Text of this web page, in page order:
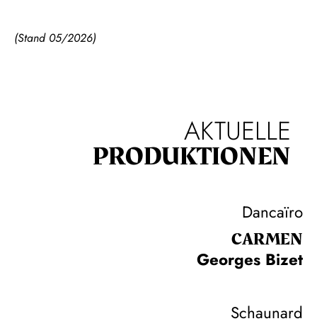
(Stand 05/2026)
AKTUELLE
PRODUKTIONEN
Dancaïro
CARMEN
Georges Bizet
Schaunard